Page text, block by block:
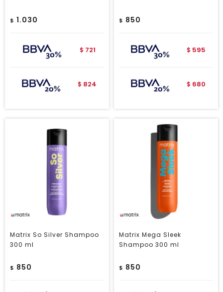
$ 1.030
$ 721
$ 824
$ 850
$ 595
$ 680
Matrix So Silver Shampoo
300 ml
$ 850
Matrix Mega Sleek
Shampoo 300 ml
$ 850